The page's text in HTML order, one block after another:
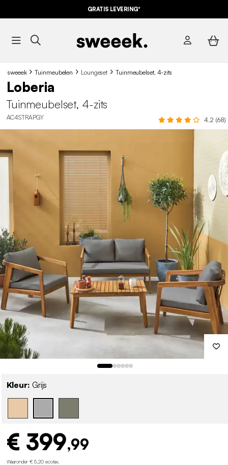
GRATIS LEVERING*
sweeek Tuinmeubelen Loungeset Tuinmeubelset, 4-zits
Loberia
Tuinmeubelset, 4-zits
AC4STRAPGY 4.2 (68)
Kleur: Grijs
€ 399,99
Waaronder € 5,20 ecotax